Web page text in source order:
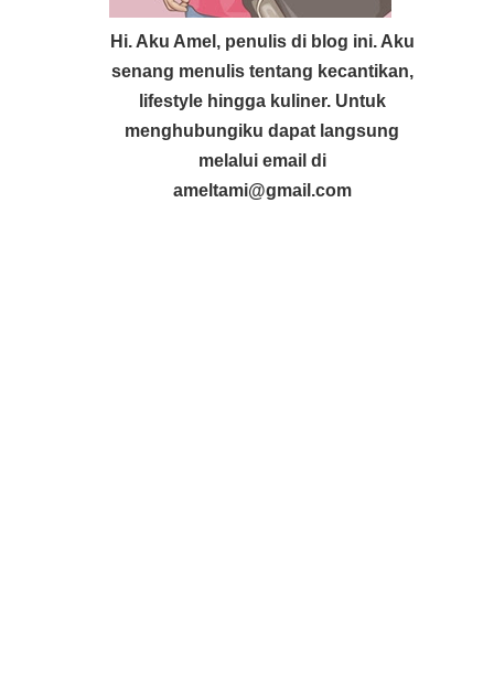
Hi. Aku Amel, penulis di blog ini. Aku
senang menulis tentang kecantikan,
lifestyle hingga kuliner. Untuk
menghubungiku dapat langsung
melalui email di
ameltami@gmail.com